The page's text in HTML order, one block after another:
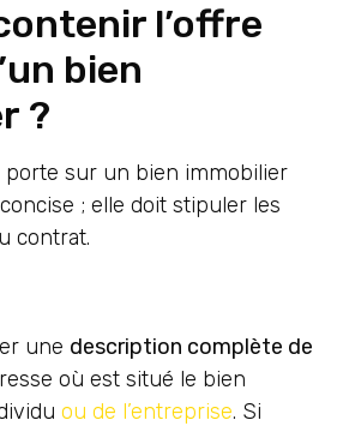
l’offre
bien
?
porte sur un bien immobilier
; elle doit stipuler les
contrat.
une description complète de
où est situé le bien
ou de l’entreprise. Si